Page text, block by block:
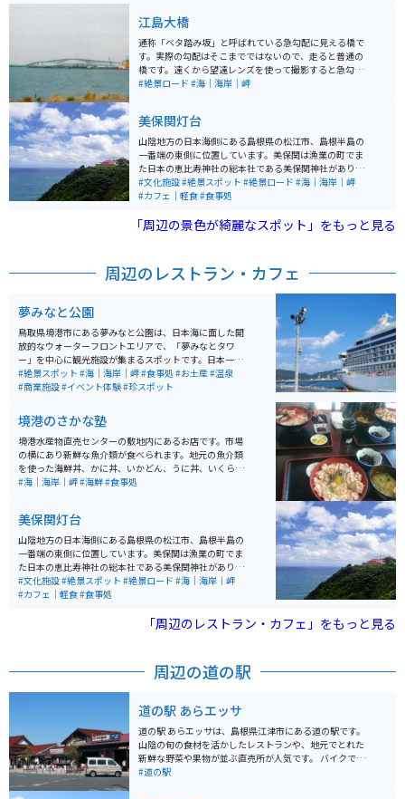
に便利な環境が整っています。 特に豪華客船が寄港する
タイミングでは多くの人で賑わい、国際的な港町の雰囲
気を感じられるのも魅力です。広い敷地と海沿いの道は
開放感があり、バイクでの立ち寄りにも適しており、ツ
ーリングの休憩や景色を楽しむスポットとしてもおすす
めです。
江島大橋
通称「ベタ踏み坂」と呼ばれている急勾配に見える橋で
す。実際の勾配はそこまでではないので、走ると普通の
橋です。遠くから望遠レンズを使って撮影すると急勾配
に見えます。 島根県と鳥取県を跨いでかかっています。
ことは意外と知られていないので、行っておくと話題作
りになるかもしれません。 橋自体には当然駐車はできま
せんが、渡り切った先にコンビニがあるので、そこ止め
て眺めている人が多いです。
#絶景ロード #海｜海岸｜岬
美保関灯台
山陰地方の日本海側にある島根県の松江市、島根半島の
一番端の東側に位置しています。美保関は漁業の町でま
た日本の恵比寿神社の総本社である美保関神社がありま
す。美保関灯台は日本で一番古い灯台と呼ばれていま
す。灯台までの道は山道で、ツーリングをするには丁度
あり、また景色は素晴らしいです。中国地方の最高峰大
#文化施設#絶景スポット #絶景ロード #海｜海岸｜岬
#カフェ｜軽食#食事処
「周辺の景色が綺麗なスポット」をもっと見る
周辺のレストラン・カフェ
夢みなと公園
鳥取県境港市にある夢みなと公園は、日本海に面した開
放的なウォーターフロントエリアで、「夢みなとタワ
ー」を中心に観光施設が集まるスポットです。日本一低
いタワーとして知られる展望施設からは港や海を一望で
き、ゆったりとした景色を楽しめます。周辺には温泉施
に便利な環境が整っています。 特に豪華客船が寄港する
タイミングでは多くの人で賑わい、国際的な港町の雰囲
気を感じられるのも魅力です。広い敷地と海沿いの道は
開放感があり、バイクでの立ち寄りにも適しており、ツ
ーリングの休憩や景色を楽しむスポットとしてもおすす
めです。
#絶景スポット #海｜海岸｜岬#食事処 #お土産#温泉
#商業施設#イベント体験#珍スポット
境港のさかな塾
境港水産物直売センターの敷地内にあるお店です。市場
の横にあり新鮮な魚介類が食べられます。地元の魚介類
を使った海鮮丼、かに丼、いかどん、うに丼、いくら
丼、まぐろ山かけ丼などがあります。9月から６月は紅ズ
海が見渡せる展望台もあります。
#海｜海岸｜岬#海鮮#食事処
美保関灯台
山陰地方の日本海側にある島根県の松江市、島根半島の
一番端の東側に位置しています。美保関は漁業の町でま
た日本の恵比寿神社の総本社である美保関神社がありま
す。美保関灯台は日本で一番古い灯台と呼ばれていま
す。灯台までの道は山道で、ツーリングをするには丁度
あり、また景色は素晴らしいです。中国地方の最高峰大
#文化施設#絶景スポット #絶景ロード #海｜海岸｜岬
#カフェ｜軽食#食事処
「周辺のレストラン・カフェ」をもっと見る
周辺の道の駅
道の駅 あらエッサ
道の駅 あらエッサは、島根県江津市にある道の駅です。
山陰の旬の食材を活かしたレストランや、地元でとれた
新鮮な野菜や果物が並ぶ直売所が人気です。 バイクで訪
れる際は、無料の駐車場があるので安心です。道の駅の
#道の駅